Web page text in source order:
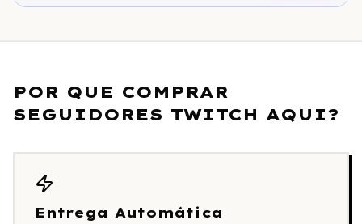
POR QUE COMPRAR
SEGUIDORES TWITCH AQUI?
Entrega Automática